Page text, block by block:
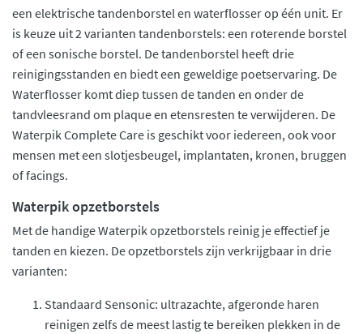
een elektrische tandenborstel en waterflosser op één unit. Er
is keuze uit 2 varianten tandenborstels: een roterende borstel
of een sonische borstel. De tandenborstel heeft drie
reinigingsstanden en biedt een geweldige poetservaring. De
Waterflosser komt diep tussen de tanden en onder de
tandvleesrand om plaque en etensresten te verwijderen. De
Waterpik Complete Care is geschikt voor iedereen, ook voor
mensen met een slotjesbeugel, implantaten, kronen, bruggen
of facings.
Waterpik opzetborstels
Met de handige Waterpik opzetborstels reinig je effectief je
tanden en kiezen. De opzetborstels zijn verkrijgbaar in drie
varianten:
Standaard Sensonic: ultrazachte, afgeronde haren
reinigen zelfs de meest lastig te bereiken plekken in de